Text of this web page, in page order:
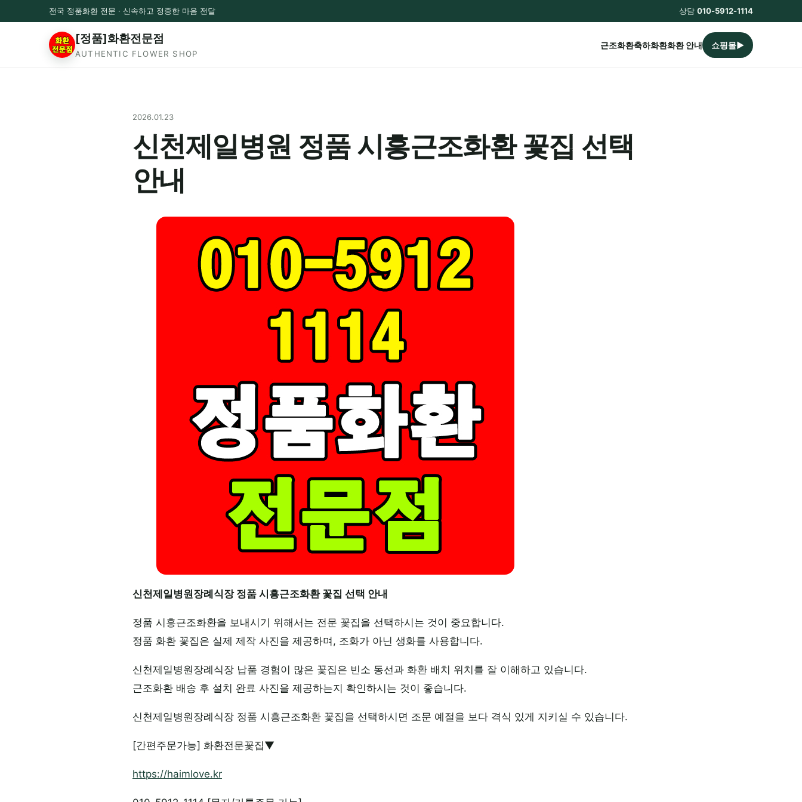
전국 정품화환 전문 · 신속하고 정중한 마음 전달 상담 010-5912-1114
[정품]화환전문점
AUTHENTIC FLOWER SHOP
근조화환축하화환화환 안내 쇼핑몰▶
2026.01.23
신천제일병원 정품 시흥근조화환 꽃집 선택
안내
신천제일병원장례식장 정품 시흥근조화환 꽃집 선택 안내
정품 시흥근조화환을 보내시기 위해서는 전문 꽃집을 선택하시는 것이 중요합니다.
정품 화환 꽃집은 실제 제작 사진을 제공하며, 조화가 아닌 생화를 사용합니다.
신천제일병원장례식장 납품 경험이 많은 꽃집은 빈소 동선과 화환 배치 위치를 잘 이해하고 있습니다.
근조화환 배송 후 설치 완료 사진을 제공하는지 확인하시는 것이 좋습니다.
신천제일병원장례식장 정품 시흥근조화환 꽃집을 선택하시면 조문 예절을 보다 격식 있게 지키실 수 있습니다.
[간편주문가능] 화환전문꽃집▼
https://haimlove.kr